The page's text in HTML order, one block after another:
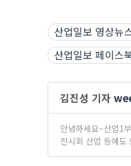
산업일보 영상뉴
산업일보 페이스
김진성 기자
안녕하세요~산업1
전시회 산업 등에도